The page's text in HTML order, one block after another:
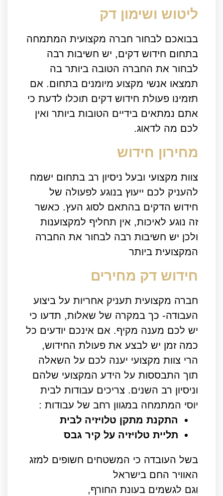
ליטוש ושימון דק
בבואכם לבחור חברה מקצועית המתמחה
בתחום חידוש דקים, יש חשיבות רבה
לבחור את החברה הטובה ביותר בה
תמצאו אנשי מקצוע מיומנים בתחום. אם
תזמינו פעולת חידוש דקים תוכלו לדעת כי
אתם נמתאים בידיים הטובות ביותר ואין
לכם מה לדאוג.
מחירון חידוש
צוות מקצועי ובעל ניסיון רב בתחום ישמח
להעניק לכם ייעוץ בנוגע לפעולה של
חידוש הדקים בהתאם לסוג העץ. כאשר
זה נוגע לאיכות, אין תחליף למקצוענות
ולכן יש חשיבות רבה לבחור את החברה
המקצועית ביותר
חידוש דק מחירים
חברה מקצועית תעניק אחריות על ביצוע
העבודה- כך במקרה של שאלות, תדעו כי
יש לכם מענה מקיף. אם אינכם יודעים כל
כמה זמן יש לבצע את פעולת החידוש,
הרי צוות מקצועי יענה לכם על השאלה
תוך התבססות על הידע המקצועי שלהם
וניסיון רב השנים. צריכים עבודות לבית
יוסי המתמחה במגוון רחב של עבודות :
התקנת מתקן טלויזיה לבית
תליית טלויזיה על קיר גבס
בשל העובדה כי המשטחים חשופים למזג
האוויר החם בישראל
וגם לגשמים בעונת החורף,